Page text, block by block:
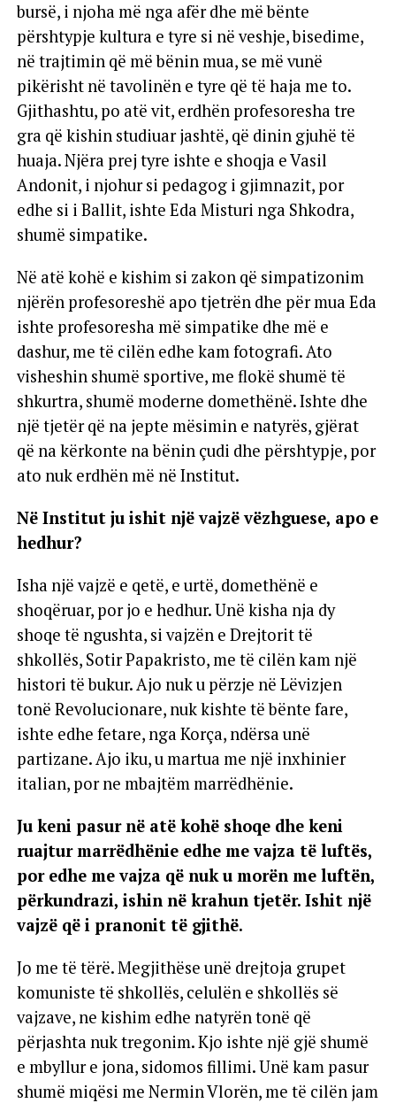
bursë, i njoha më nga afër dhe më bënte
përshtypje kultura e tyre si në veshje, bisedime,
në trajtimin që më bënin mua, se më vunë
pikërisht në tavolinën e tyre që të haja me to.
Gjithashtu, po atë vit, erdhën profesoresha tre
gra që kishin studiuar jashtë, që dinin gjuhë të
huaja. Njëra prej tyre ishte e shoqja e Vasil
Andonit, i njohur si pedagog i gjimnazit, por
edhe si i Ballit, ishte Eda Misturi nga Shkodra,
shumë simpatike.
Në atë kohë e kishim si zakon që simpatizonim
njërën profesoreshë apo tjetrën dhe për mua Eda
ishte profesoresha më simpatike dhe më e
dashur, me të cilën edhe kam fotografi. Ato
visheshin shumë sportive, me flokë shumë të
shkurtra, shumë moderne domethënë. Ishte dhe
një tjetër që na jepte mësimin e natyrës, gjërat
që na kërkonte na bënin çudi dhe përshtypje, por
ato nuk erdhën më në Institut.
Në Institut ju ishit një vajzë vëzhguese, apo e
hedhur?
Isha një vajzë e qetë, e urtë, domethënë e
shoqëruar, por jo e hedhur. Unë kisha nja dy
shoqe të ngushta, si vajzën e Drejtorit të
shkollës, Sotir Papakristo, me të cilën kam një
histori të bukur. Ajo nuk u përzje në Lëvizjen
tonë Revolucionare, nuk kishte të bënte fare,
ishte edhe fetare, nga Korça, ndërsa unë
partizane. Ajo iku, u martua me një inxhinier
italian, por ne mbajtëm marrëdhënie.
Ju keni pasur në atë kohë shoqe dhe keni
ruajtur marrëdhënie edhe me vajza të luftës,
por edhe me vajza që nuk u morën me luftën,
përkundrazi, ishin në krahun tjetër. Ishit një
vajzë që i pranonit të gjithë.
Jo me të tërë. Megjithëse unë drejtoja grupet
komuniste të shkollës, celulën e shkollës së
vajzave, ne kishim edhe natyrën tonë që
përjashta nuk tregonim. Kjo ishte një gjë shumë
e mbyllur e jona, sidomos fillimi. Unë kam pasur
shumë miqësi me Nermin Vlorën, me të cilën jam